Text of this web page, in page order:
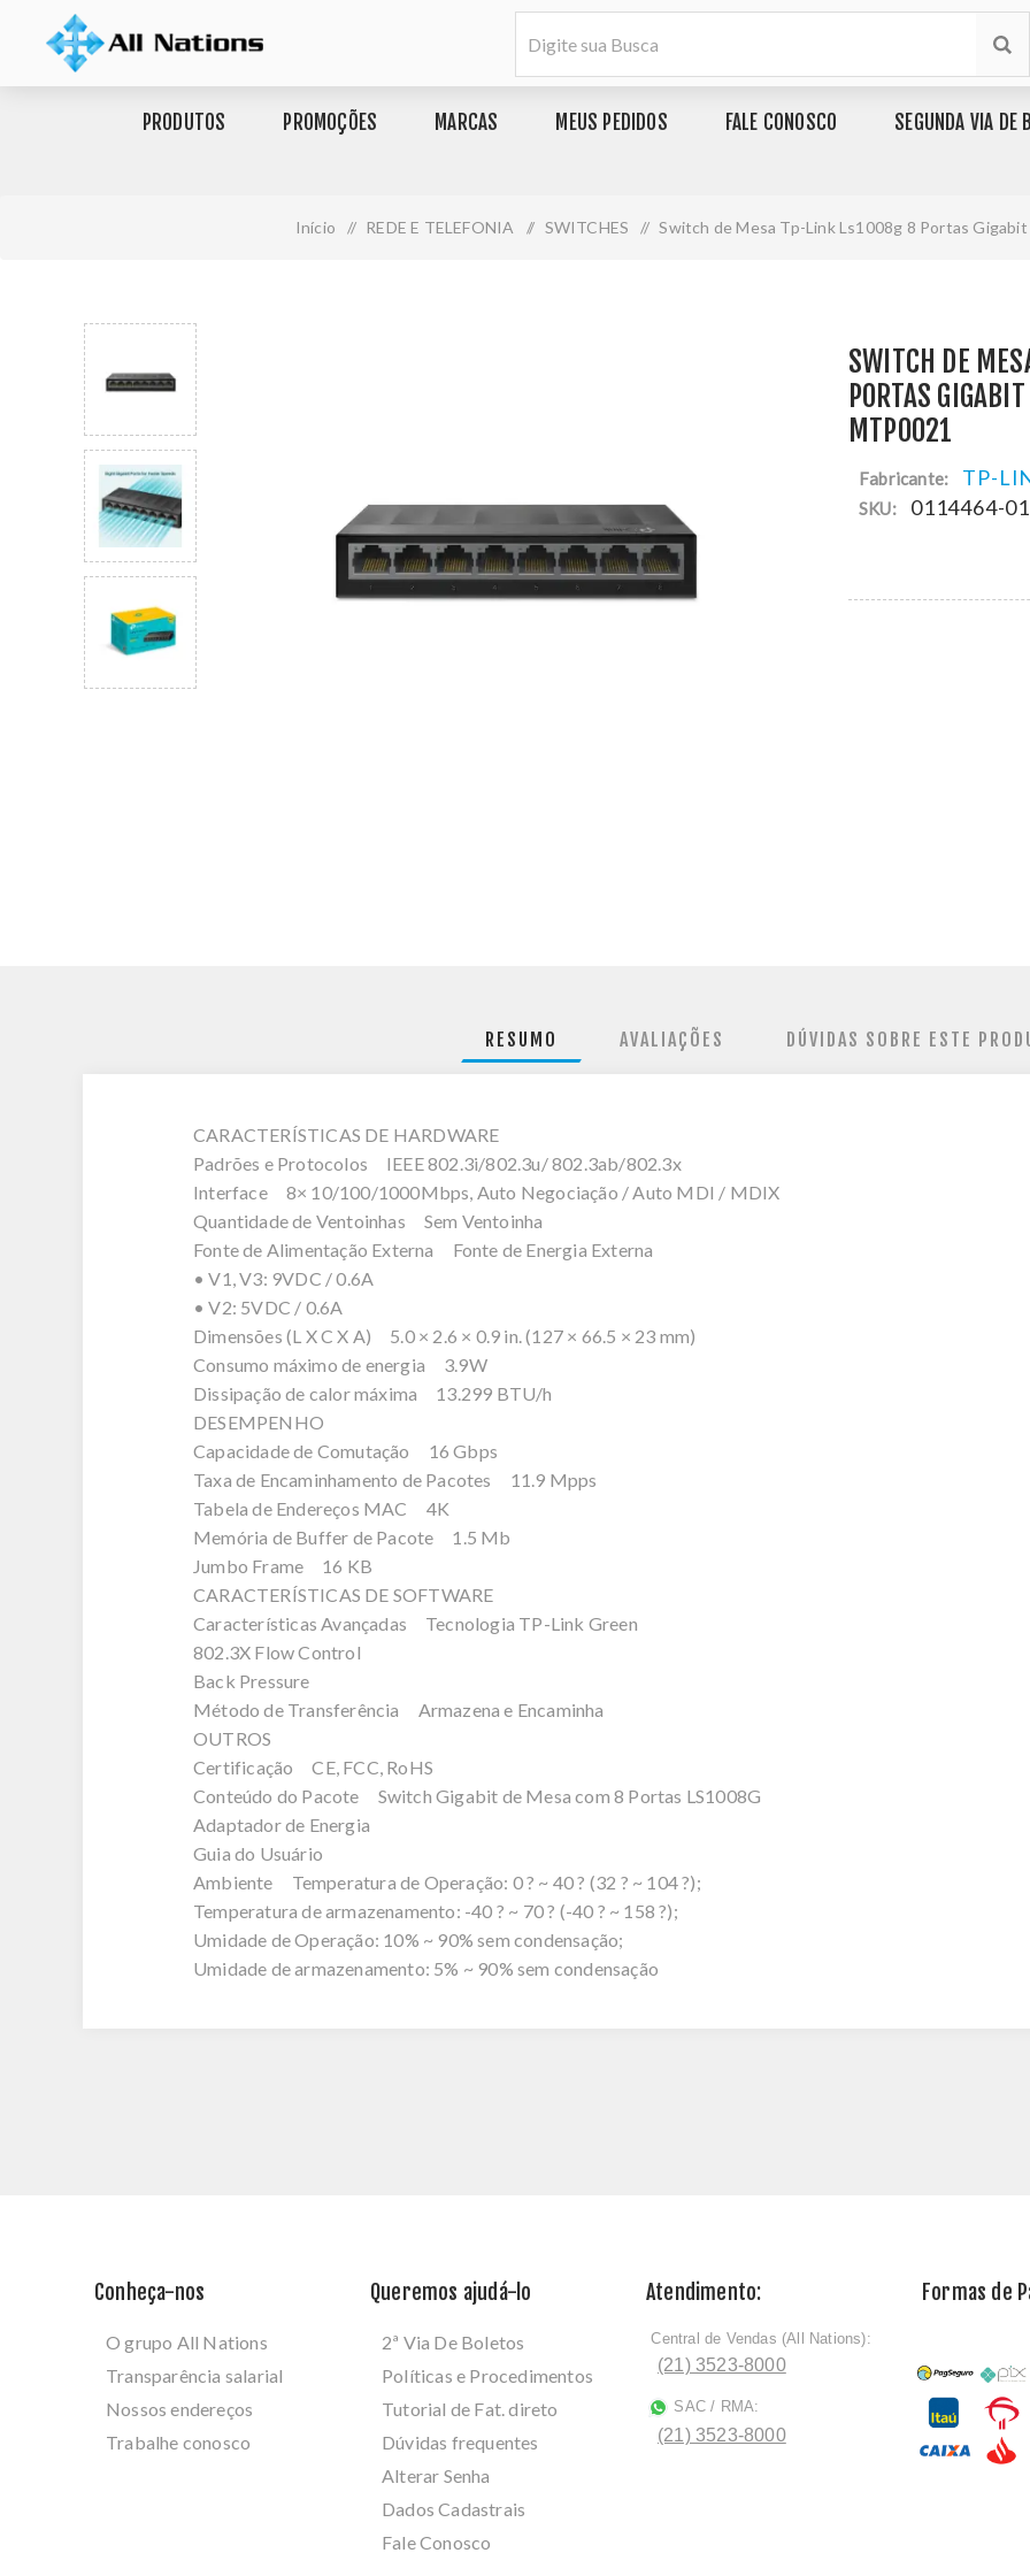
PRODUTOS PROMOÇÕES MARCAS MEUS PEDIDOS FALE CONOSCO SEGUNDA VIA DE
Início / REDE E TELEFONIA / SWITCHES / Switch de Mesa Tp-Link Ls1008g 8 Portas
SWITCH DE
PORTAS
MTP0021
Fabricante: TP-
SKU: 0114464-01
RESUMO AVALIAÇÕES DÚVIDAS SOBRE ESTE
CARACTERÍSTICAS DE HARDWARE
Padrões e Protocolos IEEE 802.3i/802.3u/ 802.3ab/802.3x
Interface 8× 10/100/1000Mbps, Auto Negociação / Auto MDI / MDIX
Quantidade de Ventoinhas Sem Ventoinha
Fonte de Alimentação Externa Fonte de Energia Externa
• V1, V3: 9VDC / 0.6A
• V2: 5VDC / 0.6A
Dimensões (L X C X A) 5.0 × 2.6 × 0.9 in. (127 × 66.5 × 23 mm)
Consumo máximo de energia 3.9W
Dissipação de calor máxima 13.299 BTU/h
DESEMPENHO
Capacidade de Comutação 16 Gbps
Taxa de Encaminhamento de Pacotes 11.9 Mpps
Tabela de Endereços MAC 4K
Memória de Buffer de Pacote 1.5 Mb
Jumbo Frame 16 KB
CARACTERÍSTICAS DE SOFTWARE
Características Avançadas Tecnologia TP-Link Green
802.3X Flow Control
Back Pressure
Método de Transferência Armazena e Encaminha
OUTROS
Certificação CE, FCC, RoHS
Conteúdo do Pacote Switch Gigabit de Mesa com 8 Portas LS1008G
Adaptador de Energia
Guia do Usuário
Ambiente Temperatura de Operação: 0 ? ~ 40 ? (32 ? ~ 104 ?);
Temperatura de armazenamento: -40 ? ~ 70 ? (-40 ? ~ 158 ?);
Umidade de Operação: 10% ~ 90% sem condensação;
Umidade de armazenamento: 5% ~ 90% sem condensação
Conheça-nos
O grupo All Nations
Transparência salarial
Nossos endereços
Trabalhe conosco
Queremos ajudá-lo
2ª Via De Boletos
Políticas e Procedimentos
Tutorial de Fat. direto
Dúvidas frequentes
Alterar Senha
Dados Cadastrais
Fale Conosco
Atendimento:
ﾠCentral de Vendas (All Nations):
(21) 3523-8000
SAC / RMA:
(21) 3523-8000
Formas de